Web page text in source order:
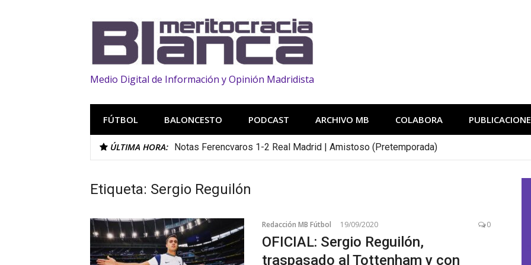
Medio Digital de Información y Opinión Madridista
FÚTBOL BALONCESTO PODCAST ARCHIVO MB COLABORA
ÚLTIMA HORA: Notas Ferencvaros 1-2 Real Madrid | Amistoso (Pretemporada)
Etiqueta: Sergio Reguilón
Redacción MB Fútbol 19/09/2020 0
OFICIAL: Sergio Reguilón,
traspasado al Tottenham y con